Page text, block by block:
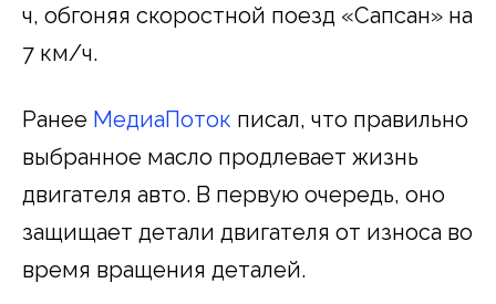
ч, обгоняя скоростной поезд «Сапсан» на
7 км/ч.
Ранее МедиаПоток писал, что правильно
выбранное масло продлевает жизнь
двигателя авто. В первую очередь, оно
защищает детали двигателя от износа во
время вращения деталей.